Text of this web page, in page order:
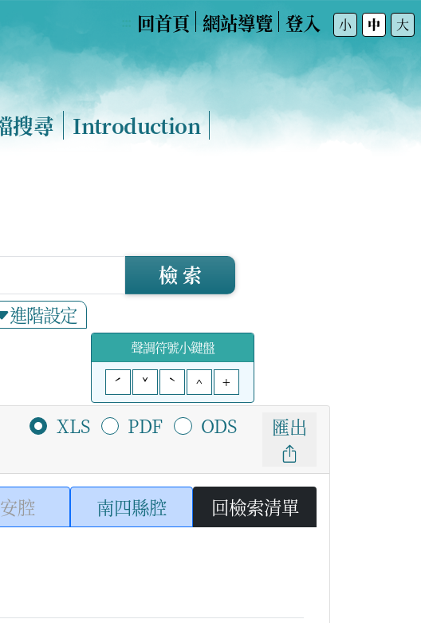
回首頁 網站導覽 登入 小 中 大
搜尋 Introduction
進階設定
檢 索
聲調符號小鍵盤
ˊ
ˇ ˋ ^ +
XLS PDF ODS 匯出
腔 南四縣腔 回檢索清單